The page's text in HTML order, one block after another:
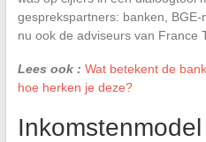
gesprekspartners: banken,
nu ook de adviseurs van France
Lees ook : Wat betekent de
hoe herken je deze?